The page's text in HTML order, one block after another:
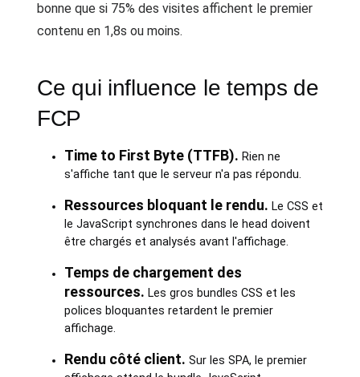
bonne que si 75% des visites affichent le premier
contenu en 1,8s ou moins.
Ce qui influence le temps de
FCP
Time to First Byte (TTFB). Rien ne
s'affiche tant que le serveur n'a pas répondu.
Ressources bloquant le rendu. Le CSS et
le JavaScript synchrones dans le head doivent
être chargés et analysés avant l'affichage.
Temps de chargement des
ressources. Les gros bundles CSS et les
polices bloquantes retardent le premier
affichage.
Rendu côté client. Sur les SPA, le premier